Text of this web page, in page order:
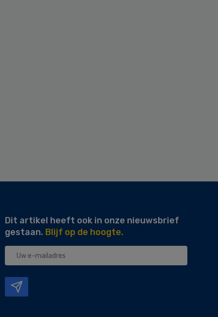
Dit artikel heeft ook in onze nieuwsbrief
gestaan. Blijf op de hoogte.
Uw